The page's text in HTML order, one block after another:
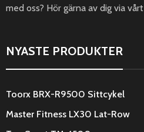
med oss? Hör gärna av dig via vårt
NYASTE PRODUKTER
Toorx BRX-R9500 Sittcykel
Master Fitness LX30 Lat-Row